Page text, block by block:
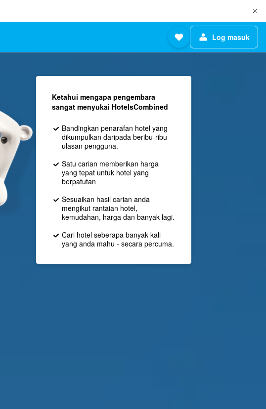
Log masuk
Ketahui mengapa pengembara
sangat menyukai HotelsCombined
Bandingkan penarafan hotel yang
dikumpulkan daripada beribu-ribu
ulasan pengguna.
Satu carian memberikan harga
yang tepat untuk hotel yang
berpatutan
Sesuaikan hasil carian anda
mengikut rantaian hotel,
kemudahan, harga dan banyak lagi.
Cari hotel seberapa banyak kali
yang anda mahu - secara percuma.